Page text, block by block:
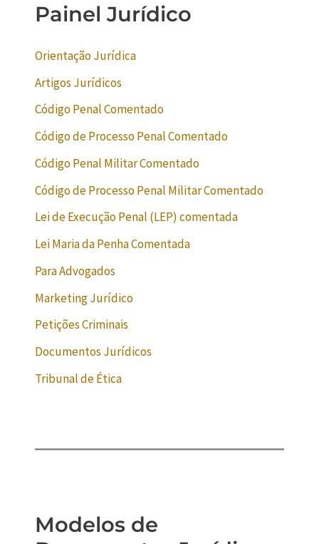
Painel Jurídico
Orientação Jurídica
Artigos Jurídicos
Código Penal Comentado
Código de Processo Penal Comentado
Código Penal Militar Comentado
Código de Processo Penal Militar Comentado
Lei de Execução Penal (LEP) comentada
Lei Maria da Penha Comentada
Para Advogados
Marketing Jurídico
Petições Criminais
Documentos Jurídicos
Tribunal de Ética
Modelos de